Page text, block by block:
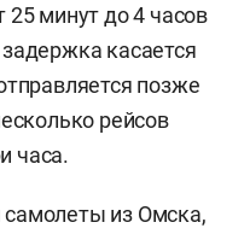
25 минут до 4 часов
касается
позже
рейсов
часа.
из Омска,